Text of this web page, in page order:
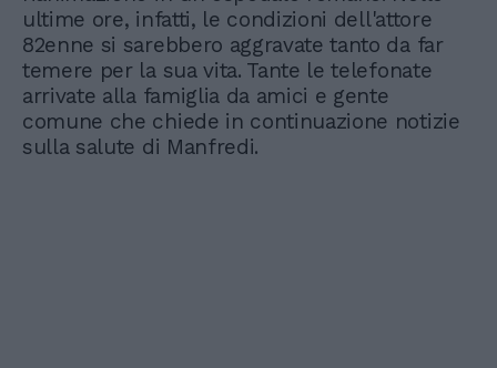
ultime ore, infatti, le condizioni dell'attore
82enne si sarebbero aggravate tanto da far
temere per la sua vita. Tante le telefonate
arrivate alla famiglia da amici e gente
comune che chiede in continuazione notizie
sulla salute di Manfredi.